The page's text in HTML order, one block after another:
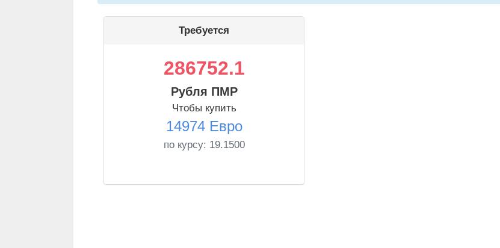
Требуется
286752.1
Рубля ПМР
Чтобы купить
14974 Евро
по курсу: 19.1500